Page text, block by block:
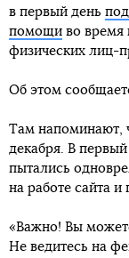
в первый день
помощи во время
физических лиц-
Об этом
Там напоминают,
декабря. В
пытались
на работе сайта и
«Важно! Вы
Не ведитесь на